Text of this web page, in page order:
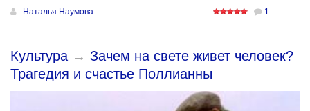
Наталья Наумова 1
Культура → Зачем на свете живет человек?
Трагедия и счастье Поллианны